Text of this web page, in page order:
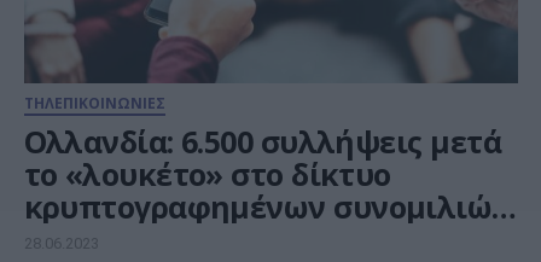
ΤΗΛΕΠΙΚΟΙΝΩΝΙΕΣ
Ολλανδία: 6.500 συλλήψεις μετά
το «λουκέτο» στο δίκτυο
κρυπτογραφημένων συνομιλιών
Encrochat
28.06.2023